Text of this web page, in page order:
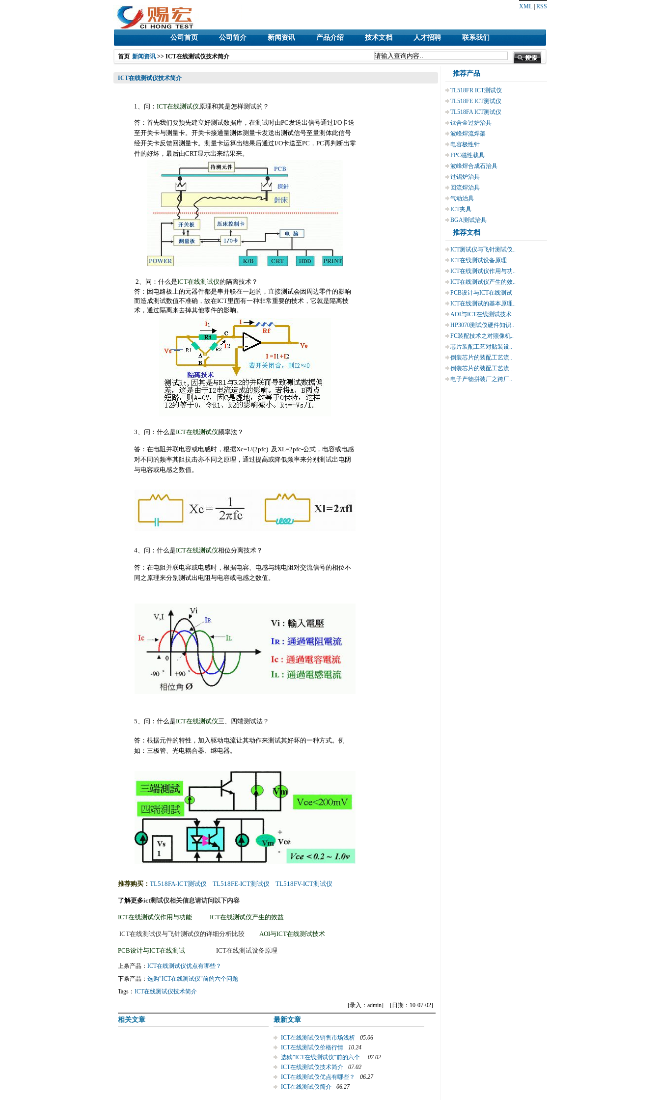
XML RSS
公司首页 公司简介 新闻资讯 产品介绍 技术文档 人才招聘 联系我们
首页 新闻资讯 >> ICT在线测试仪技术简介
ICT在线测试仪技术简介
1、问： ICT在线测试仪原理和其是怎样测试的？
答：首先我们要预先建立好测试数据库，在测试时由PC发送出信号通过I/O卡送
至开关卡与测量卡。开关卡接通量测体测量卡发送出测试信号至量测体此信号
经开关卡反馈回测量卡。测量卡运算出结果后通过I/O卡送至PC，PC再判断出零
件的好坏，最后由CRT显示出来结果来。
2、问： 什么是ICT在线测试仪的隔离技术？
答：因电路板上的元器件都是串并联在一起的，直接测试会因周边零件的影响
而造成测试数值不准确，故在ICT里面有一种非常重要的技术，它就是隔离技
术，通过隔离来去掉其他零件的影响。
3、问： 什么是ICT在线测试仪频率法？
答：在电阻并联电容或电感时，根据Xc=1/(2pfc) 及XL=2pfc-公式，电容或电感
对不同的频率其阻抗击亦不同之原理，通过提高或降低频率来分别测试出电阴
与电容或电感之数值。
4、问：什么是ICT在线测试仪相位分离技术？
答：在电阻并联电容或电感时，根据电容、电感与纯电阻对交流信号的相位不
同之原理来分别测试出电阻与电容或电感之数值。
5、问： 什么是ICT在线测试仪三、四端测试法？
答：根据元件的特性，加入驱动电流让其动作来测试其好坏的一种方式。例
如：三极管、光电耦合器、继电器。
推荐购买： TL518FA-ICT测试仪 TL518FE-ICT测试仪 TL518FV-ICT测试仪
了解更多ict测试仪相关信息请访问以下内容
ICT在线测试仪作用与功能 ICT在线测试仪产生的效益
ICT在线测试仪与飞针测试仪的详细分析比较 AOI与ICT在线测试技术
PCB设计与ICT在线测试 ICT在线测试设备原理
上条产品： ICT在线测试仪优点有哪些？
下条产品： 选购"ICT在线测试仪"前的六个问题
Tags： ICT在线测试仪技术简介
[录入：admin]
[日期：10-07-02]
相关文章 最新文章
ICT在线测试仪销售市场浅析
05.06
ICT在线测试仪价格行情
10.24
选购"ICT在线测试仪"前的六个..
07.02
ICT在线测试仪技术简介
07.02
ICT在线测试仪优点有哪些？
06.27
ICT在线测试仪简介
06.27
推荐产品
TL518FR ICT测试仪
TL518FE ICT测试仪
TL518FA ICT测试仪
钛合金过炉治具
波峰焊流焊架
电容极性针
FPC磁性载具
波峰焊合成石治具
过锡炉治具
回流焊治具
气动治具
ICT夹具
BGA测试治具
推荐文档
ICT测试仪与飞针测试仪..
ICT在线测试设备原理
ICT在线测试仪作用与功..
ICT在线测试仪产生的效..
PCB设计与ICT在线测试
ICT在线测试的基本原理..
AOI与ICT在线测试技术
HP3070测试仪硬件知识..
FC装配技术之对照像机..
芯片装配工艺对贴装设..
倒装芯片的装配工艺流..
倒装芯片的装配工艺流..
电子产物拼装厂之跨厂..